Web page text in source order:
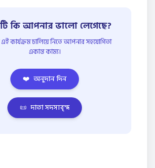
কি আপনার ভালো লেগেছে?
কার্যক্রম চালিয়ে নিতে আপনার সহযোগিতা
একান্ত কাম্য।
❤️ অনুদান দিন
📜 দাতা সদস্যবৃন্দ